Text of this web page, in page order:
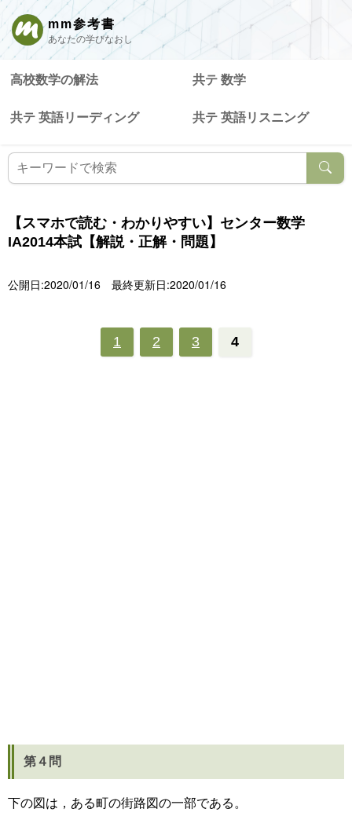
mm参考書
あなたの学びなおし
高校数学の解法 共テ 数学
共テ 英語リーディング 共テ 英語リスニング
【スマホで読む・わかりやすい】センター数学
IA2014本試【解説・正解・問題】
公開日:2020/01/16 最終更新日:2020/01/16
1 2 3 4
第４問
下の図は，ある町の街路図の一部である。